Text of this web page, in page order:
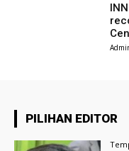
PILIHAN EDITOR